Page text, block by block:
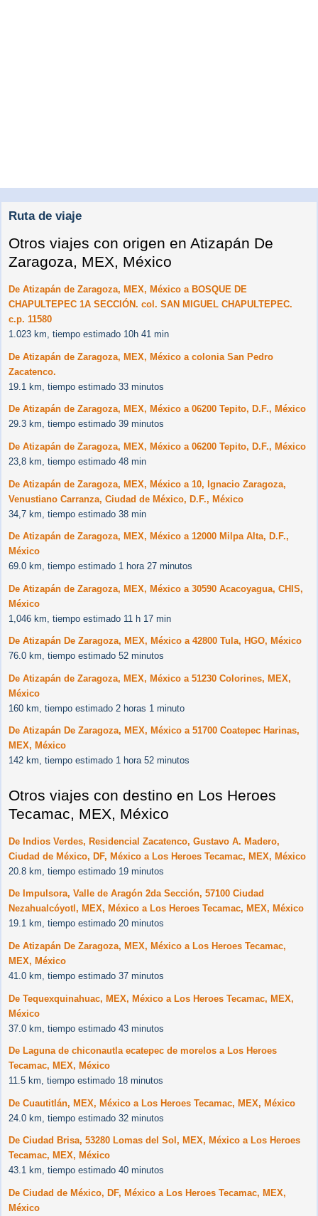
Ruta de viaje
Otros viajes con origen en Atizapán De
Zaragoza, MEX, México
De Atizapán de Zaragoza, MEX, México a BOSQUE DE
CHAPULTEPEC 1A SECCIÓN. col. SAN MIGUEL CHAPULTEPEC.
c.p. 11580
1.023 km, tiempo estimado 10h 41 min
De Atizapán de Zaragoza, MEX, México a colonia San Pedro
Zacatenco.
19.1 km, tiempo estimado 33 minutos
De Atizapán de Zaragoza, MEX, México a 06200 Tepito, D.F., México
29.3 km, tiempo estimado 39 minutos
De Atizapán de Zaragoza, MEX, México a 06200 Tepito, D.F., México
23,8 km, tiempo estimado 48 min
De Atizapán de Zaragoza, MEX, México a 10, Ignacio Zaragoza,
Venustiano Carranza, Ciudad de México, D.F., México
34,7 km, tiempo estimado 38 min
De Atizapán de Zaragoza, MEX, México a 12000 Milpa Alta, D.F.,
México
69.0 km, tiempo estimado 1 hora 27 minutos
De Atizapán de Zaragoza, MEX, México a 30590 Acacoyagua, CHIS,
México
1,046 km, tiempo estimado 11 h 17 min
De Atizapán De Zaragoza, MEX, México a 42800 Tula, HGO, México
76.0 km, tiempo estimado 52 minutos
De Atizapán de Zaragoza, MEX, México a 51230 Colorines, MEX,
México
160 km, tiempo estimado 2 horas 1 minuto
De Atizapán De Zaragoza, MEX, México a 51700 Coatepec Harinas,
MEX, México
142 km, tiempo estimado 1 hora 52 minutos
Otros viajes con destino en Los Heroes
Tecamac, MEX, México
De Indios Verdes, Residencial Zacatenco, Gustavo A. Madero,
Ciudad de México, DF, México a Los Heroes Tecamac, MEX, México
20.8 km, tiempo estimado 19 minutos
De Impulsora, Valle de Aragón 2da Sección, 57100 Ciudad
Nezahualcóyotl, MEX, México a Los Heroes Tecamac, MEX, México
19.1 km, tiempo estimado 20 minutos
De Atizapán De Zaragoza, MEX, México a Los Heroes Tecamac,
MEX, México
41.0 km, tiempo estimado 37 minutos
De Tequexquinahuac, MEX, México a Los Heroes Tecamac, MEX,
México
37.0 km, tiempo estimado 43 minutos
De Laguna de chiconautla ecatepec de morelos a Los Heroes
Tecamac, MEX, México
11.5 km, tiempo estimado 18 minutos
De Cuautitlán, MEX, México a Los Heroes Tecamac, MEX, México
24.0 km, tiempo estimado 32 minutos
De Ciudad Brisa, 53280 Lomas del Sol, MEX, México a Los Heroes
Tecamac, MEX, México
43.1 km, tiempo estimado 40 minutos
De Ciudad de México, DF, México a Los Heroes Tecamac, MEX,
México